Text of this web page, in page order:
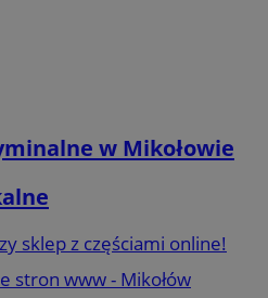
w Mikołowie
sklep z częściami online!
stron www - Mikołów